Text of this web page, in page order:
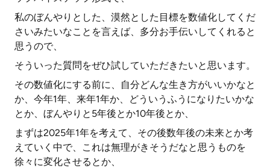
私のぼんやりとした、漠然とした目標を数値化してくだ
さいみたいなことを言えば、多分お手伝いしてくれると
思うので、
そういった質問をぜひ試していただきたいと思います。
その数値化にする前に、自分どんな生き方がいいかなと
か、今年1年、来年1年か、どういうふうになりたいかな
とか、ぼんやりと5年後とか10年後とか、
まずは2025年1年を考えて、その後数年後の未来とか考
えていく中で、これは無理がきそうだなと思うものを
徐々に変化させるとか、